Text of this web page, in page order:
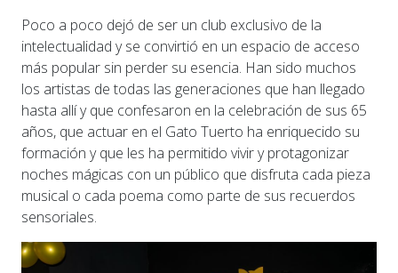
Poco a poco dejó de ser un club exclusivo de la
intelectualidad y se convirtió en un espacio de acceso
más popular sin perder su esencia. Han sido muchos
los artistas de todas las generaciones que han llegado
hasta allí y que confesaron en la celebración de sus 65
años, que actuar en el Gato Tuerto ha enriquecido su
formación y que les ha permitido vivir y protagonizar
noches mágicas con un público que disfruta cada pieza
musical o cada poema como parte de sus recuerdos
sensoriales.